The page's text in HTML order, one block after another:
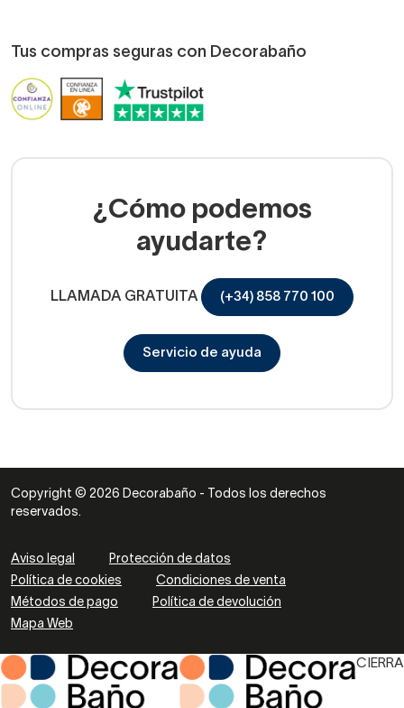
Tus compras seguras con Decorabaño
¿Cómo podemos
ayudarte?
LLAMADA GRATUITA (+34) 858 770 100
Servicio de ayuda
Copyright © 2026 Decorabaño - Todos los derechos
reservados.
Aviso legal
Protección de datos
Política de cookies
Condiciones de venta
Métodos de pago
Política de devolución
Mapa Web
CIERRA